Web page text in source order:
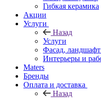
Гибкая керамика
Акции
Услуги
Назад
Услуги
Фасад, ландшафт
Интерьеры и
Maters
Бренды
Оплата и доставка
Назад